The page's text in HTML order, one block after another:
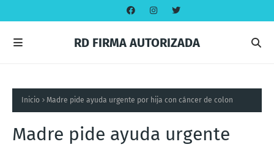
RD FIRMA AUTORIZADA
Inicio Madre pide ayuda urgente por hija con cáncer de colon
Madre pide ayuda urgente